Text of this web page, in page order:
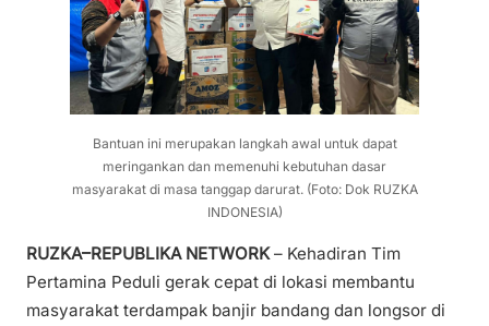
Bantuan ini merupakan langkah awal untuk dapat
meringankan dan memenuhi kebutuhan dasar
masyarakat di masa tanggap darurat. (Foto: Dok RUZKA
INDONESIA)
RUZKA–REPUBLIKA NETWORK– Kehadiran Tim
Pertamina Peduli gerak cepat di lokasi membantu
masyarakat terdampak banjir bandang dan longsor di